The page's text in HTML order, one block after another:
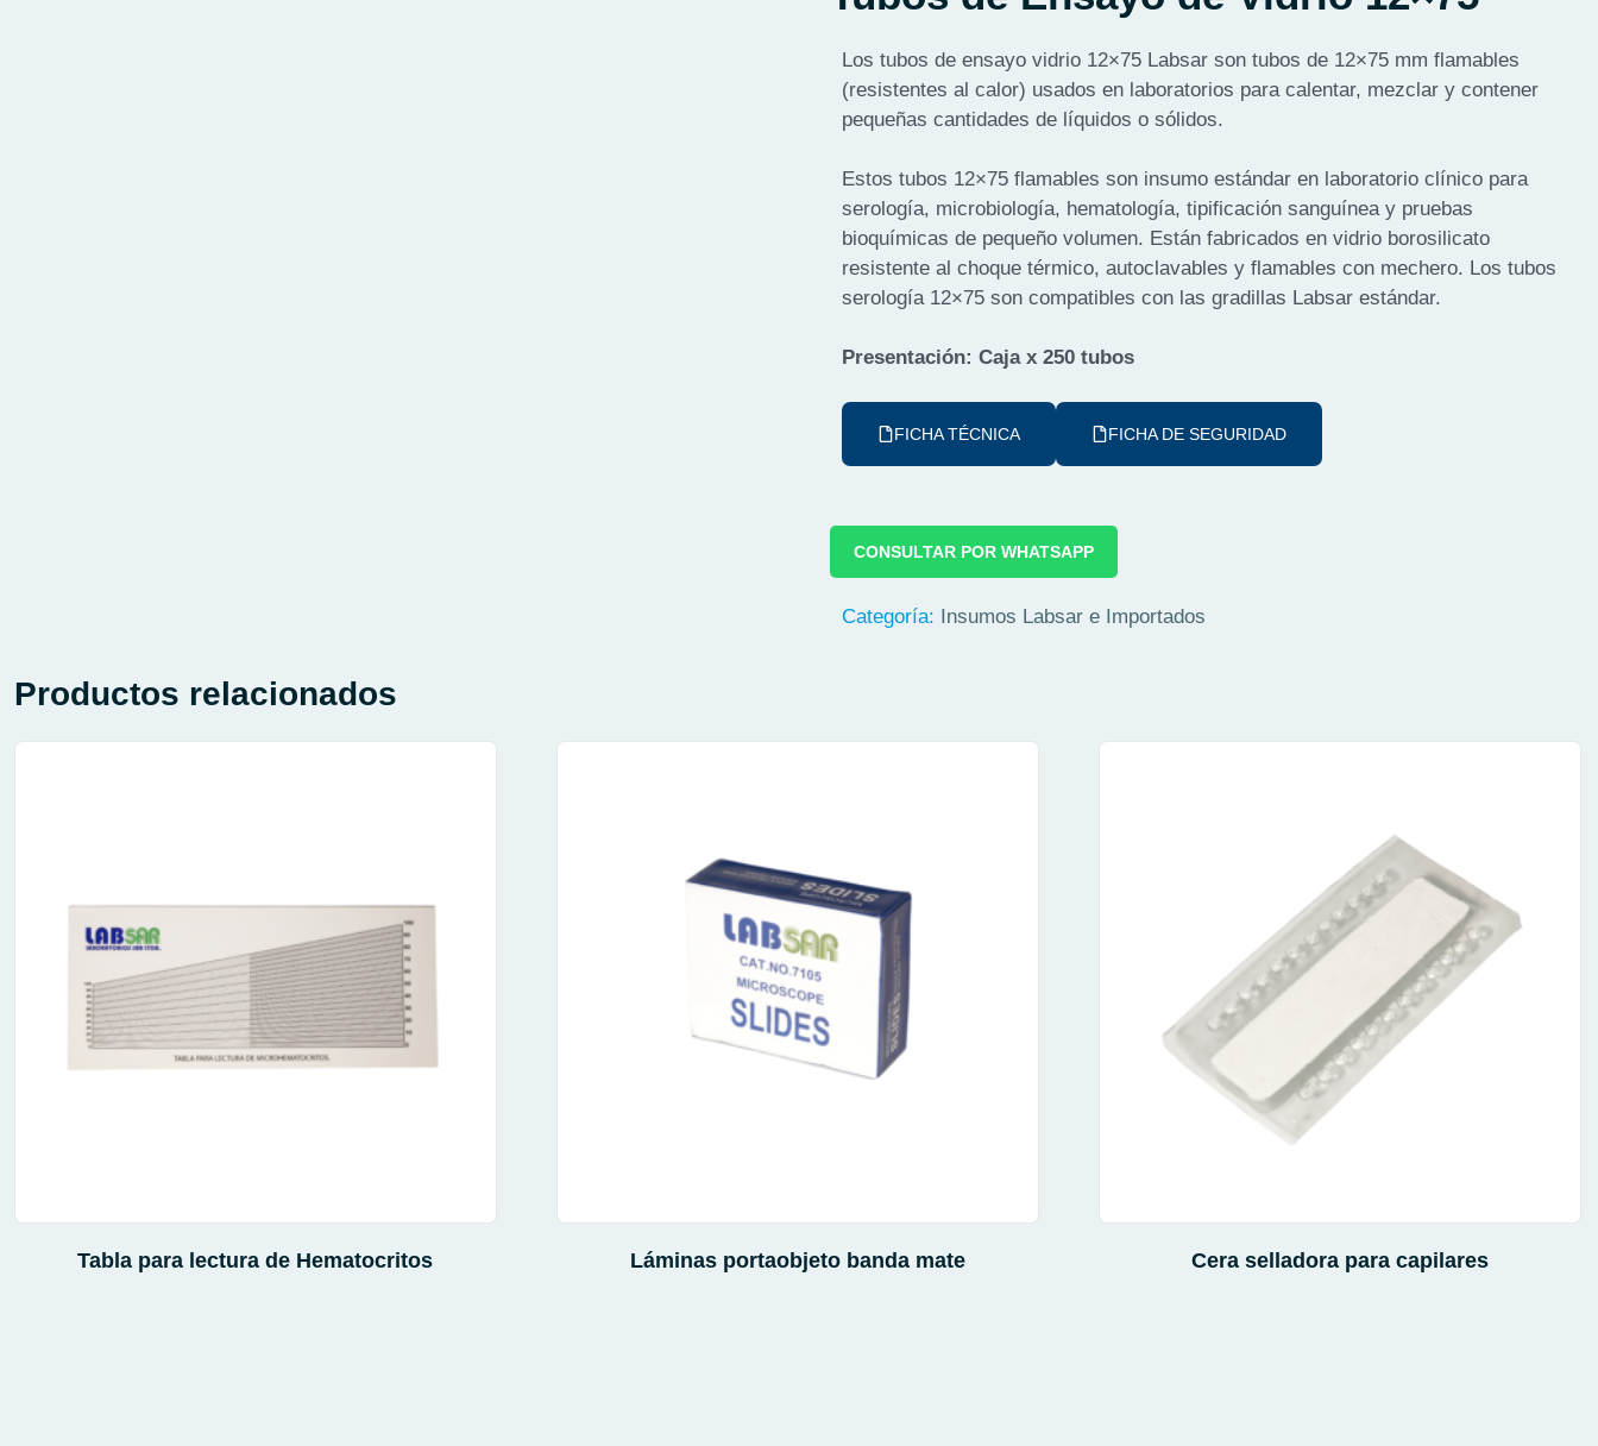
Los tubos de ensayo vidrio 12×75 Labsar son tubos de 12×75 mm flamables
(resistentes al calor) usados en laboratorios para calentar, mezclar y contener
pequeñas cantidades de líquidos o sólidos.
Estos tubos 12×75 flamables son insumo estándar en laboratorio clínico para
serología, microbiología, hematología, tipificación sanguínea y pruebas
bioquímicas de pequeño volumen. Están fabricados en vidrio borosilicato
resistente al choque térmico, autoclavables y flamables con mechero. Los tubos
serología 12×75 son compatibles con las gradillas Labsar estándar.
Presentación: Caja x 250 tubos
FICHA TÉCNICA FICHA DE SEGURIDAD
CONSULTAR POR WHATSAPP
Categoría: Insumos Labsar e Importados
Productos relacionados
Tabla para lectura de Hematocritos Láminas portaobjeto banda mate Cera selladora para capilares